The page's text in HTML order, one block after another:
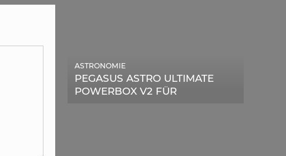
PEGASUS ASTRO ULTIMATE
POWERBOX V2 FÜR
ASTRONOMIE